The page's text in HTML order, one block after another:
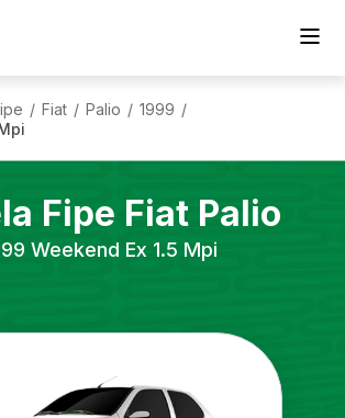
/ Fiat / Palio / 1999 /
Fipe Fiat Palio
Weekend Ex 1.5 Mpi